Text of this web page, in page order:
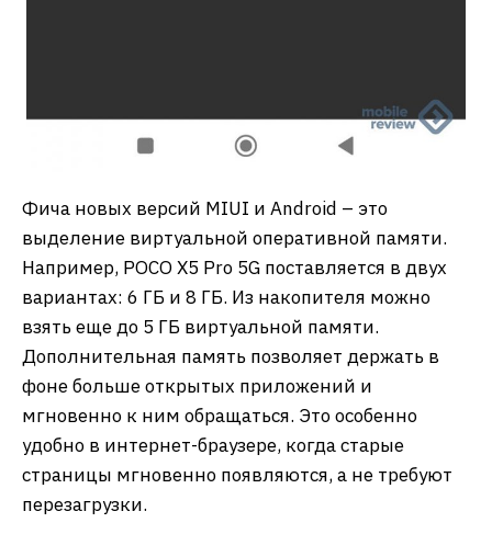
Фича новых версий MIUI и Android – это
выделение виртуальной оперативной памяти.
Например, POCO X5 Pro 5G поставляется в двух
вариантах: 6 ГБ и 8 ГБ. Из накопителя можно
взять еще до 5 ГБ виртуальной памяти.
Дополнительная память позволяет держать в
фоне больше открытых приложений и
мгновенно к ним обращаться. Это особенно
удобно в интернет-браузере, когда старые
страницы мгновенно появляются, а не требуют
перезагрузки.